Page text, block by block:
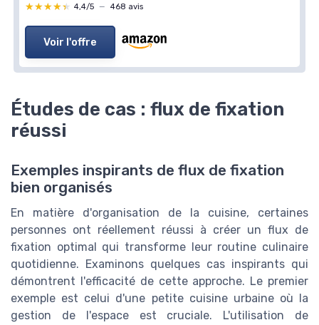
★★★★★
★★★★★ 4,4/5 — 468 avis
Voir l'offre
Études de cas : flux de fixation
réussi
Exemples inspirants de flux de fixation
bien organisés
En matière d'organisation de la cuisine, certaines
personnes ont réellement réussi à créer un flux de
fixation optimal qui transforme leur routine culinaire
quotidienne. Examinons quelques cas inspirants qui
démontrent l'efficacité de cette approche. Le premier
exemple est celui d'une petite cuisine urbaine où la
gestion de l'espace est cruciale. L'utilisation de